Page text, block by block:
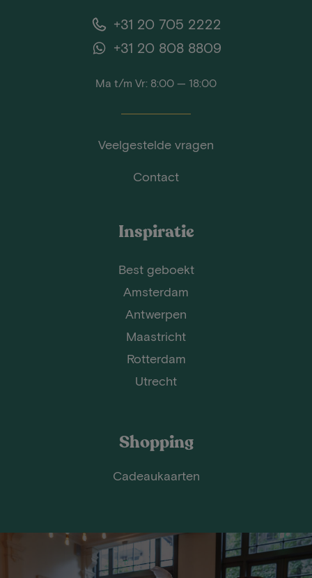
+31 20 705 2222
+31 20 808 8809
Ma t/m Vr: 8:00 — 18:00
Veelgestelde vragen
Contact
Inspiratie
Best geboekt
Amsterdam
Antwerpen
Maastricht
Rotterdam
Utrecht
Shopping
Cadeaukaarten